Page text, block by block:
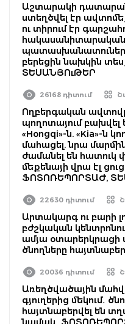
Աշտարակի
ստեղծվել էր
ու տիրում էր
հակասանիտարական
բերեցին նախկին
ՏԵՍԱՆՅՈւԹԵՐ
26168 դիտում
Ողբերգական
պողոտայում բախվել
«Hongqi»-ն. «Kia»-ն
մահացել. նրա
ժամանել են հատուկ
մեքենայի վրա էլ
ՖՈՏՈՌԵՊՈՐՏԱԺ,
22630 դիտում
Արտակարգ ու բարի
բժշկական
ամյա օտարերկրացի
ծնողները
20036 դիտում
Առեղծվածային
գյուղերից մեկում․
հայտնաբերվել են